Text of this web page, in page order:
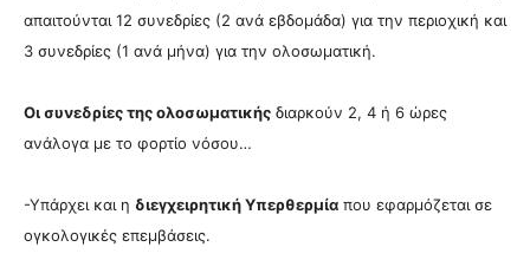
απαιτούνται 12 συνεδρίες (2 ανά εβδομάδα) για την περιοχική και
3 συνεδρίες (1 ανά μήνα) για την ολοσωματική.
Οι συνεδρίες της ολοσωματικής διαρκούν 2, 4 ή 6 ώρες
ανάλογα με το φορτίο νόσου…
-Υπάρχει και η διεγχειρητική Υπερθερμία που εφαρμόζεται σε
ογκολογικές επεμβάσεις.